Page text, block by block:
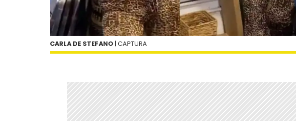
CARLA DE STEFANO | CAPTURA